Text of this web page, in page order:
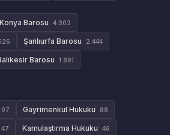
Konya Barosu 4.302
Şanlıurfa Barosu 2.444
Barosu 1.891
97 Gayrimenkul Hukuku 88
47 Kamulaştırma Hukuku 46